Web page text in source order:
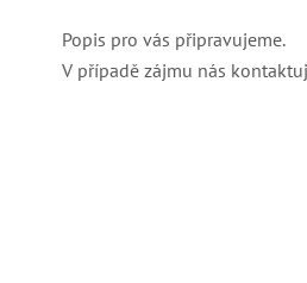
Popis pro vás připravujeme.
V případě zájmu nás